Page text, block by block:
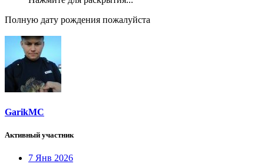
Полную дату рождения пожалуйста
GarikMC
Активный участник
7 Янв 2026